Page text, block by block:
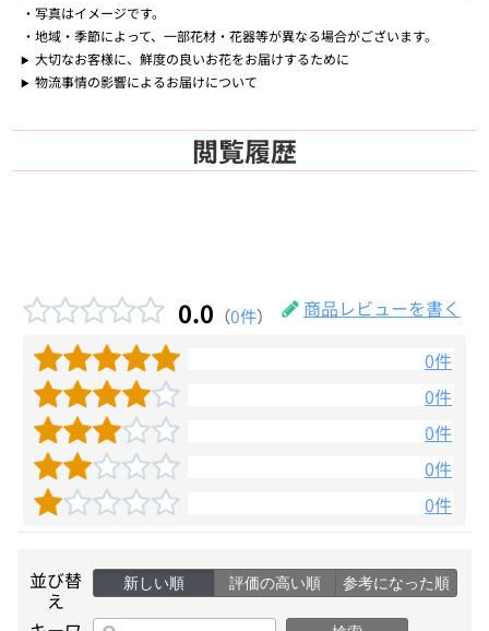
写真はイメージです。
地域・季節によって、一部花材・花器等が異なる場合がございます。
大切なお客様に、鮮度の良いお花をお届けするために
物流事情の影響によるお届けについて
閲覧履歴
0.0 （0件）
商品レビューを書く
0件
0件
0件
0件
0件
並び替
え
新しい順 評価の高い順 参考になった順